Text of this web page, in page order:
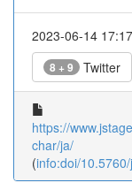
2023-06-14
8 + 9 Twitter
https://
char/ja/
(info:doi/